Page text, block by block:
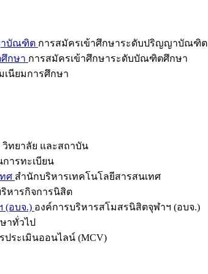
าบัณฑิต การสมัครเข้าศึกษาระดับปริญญาบัณฑิต
กษา การสมัครเข้าศึกษาระดับบัณฑิตศึกษา
เนียมการศึกษา
ทยาลัย และสถาบัน
ารทะเบียน
ศ สำนักบริหารเทคโนโลยีสารสนเทศ
หารกิจการนิสิต
(อบจ.) องค์การบริหารสโมสรนิสิตจุฬาฯ (อบจ.)
าทั่วไป
ประเมินออนไลน์ (MCV)